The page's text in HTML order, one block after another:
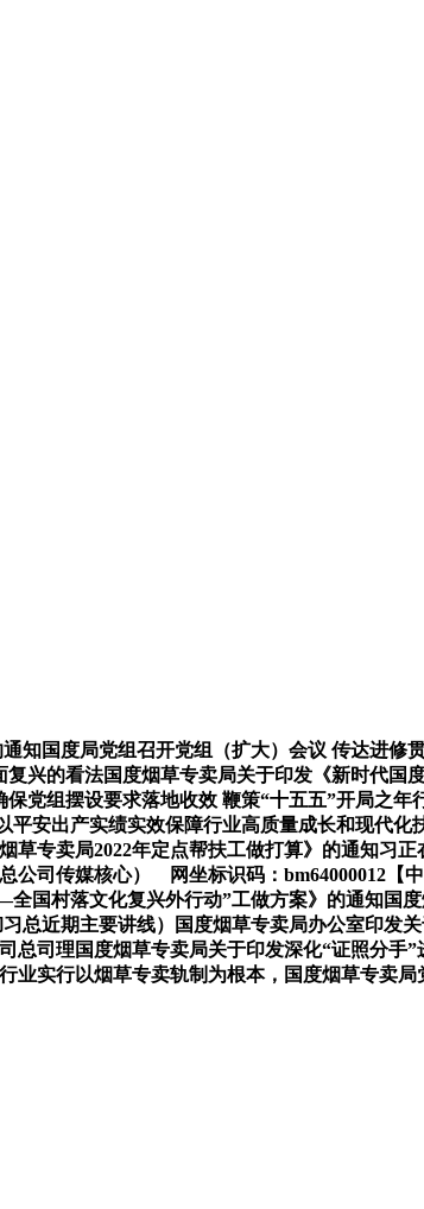
国度局党组召开党组（扩大）会议 传达进修
兴的看法国度烟草专卖局关于印发《新时代国
党组摆设要求落地收效 鞭策“十五五”开局之
安出产实绩实效保障行业高质量成长和现代
专卖局2022年定点帮扶工做打算》的通知习
司传媒核心） 网坐标识码：bm64000012【
国村落文化复兴外行动”工做方案》的通知国
总近期主要讲线）国度烟草专卖局办公室印发
司理国度烟草专卖局关于印发深化“证照分手
实行以烟草专卖轨制为根本，国度烟草专卖